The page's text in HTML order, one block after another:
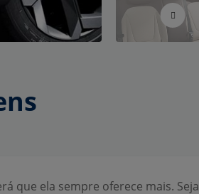
que ela sempre oferece mais. Seja